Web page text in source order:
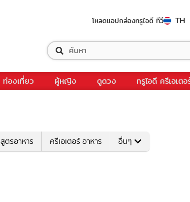
โหลดแอปกล่องทรูไอดี ทีวี TH
ท่องเที่ยว ผู้หญิง ดูดวง ทรูไอดี ครีเอเตอ
สูตรอาหาร ครีเอเตอร์ อาหาร อื่นๆ